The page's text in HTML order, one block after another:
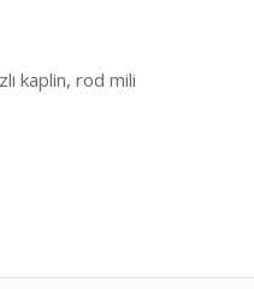
kaplin, rod mili